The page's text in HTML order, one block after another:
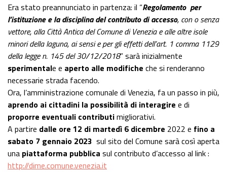
Era stato preannunciato in partenza: il “Regolamento per
l’istituzione e la disciplina del contributo di accesso, con o senza
vettore, alla Città Antica del Comune di Venezia e alle altre isole
minori della laguna, ai sensi e per gli effetti dell’art. 1 comma 1129
della legge n. 145 del 30/12/2018” sarà inizialmente
sperimentale e aperto alle modifiche che si renderanno
necessarie strada facendo.
Ora, l’amministrazione comunale di Venezia, fa un passo in più,
aprendo ai cittadini la possibilità di interagire e di
proporre eventuali contributimigliorativi.
A partire dalle ore 12 di martedì 6 dicembre 2022 e fino a
sabato 7 gennaio 2023 sul sito del Comune sarà così aperta
una piattaforma pubblica sul contributo d’accesso al link :
http://dime.comune.venezia.it